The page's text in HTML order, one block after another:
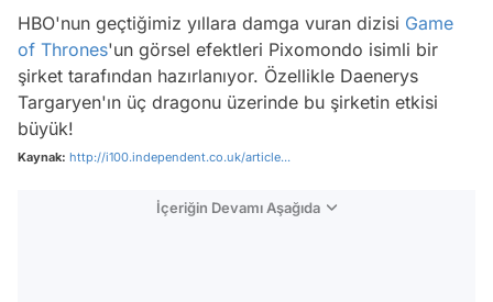
HBO'nun geçtiğimiz yıllara damga vuran dizisi Game
of Thrones'un görsel efektleri Pixomondo isimli bir
şirket tarafından hazırlanıyor. Özellikle Daenerys
Targaryen'ın üç dragonu üzerinde bu şirketin etkisi
büyük!
Kaynak: http://i100.independent.co.uk/article...
İçeriğin Devamı Aşağıda